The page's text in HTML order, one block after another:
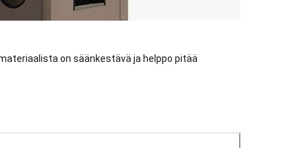
on säänkestävä ja helppo pitää